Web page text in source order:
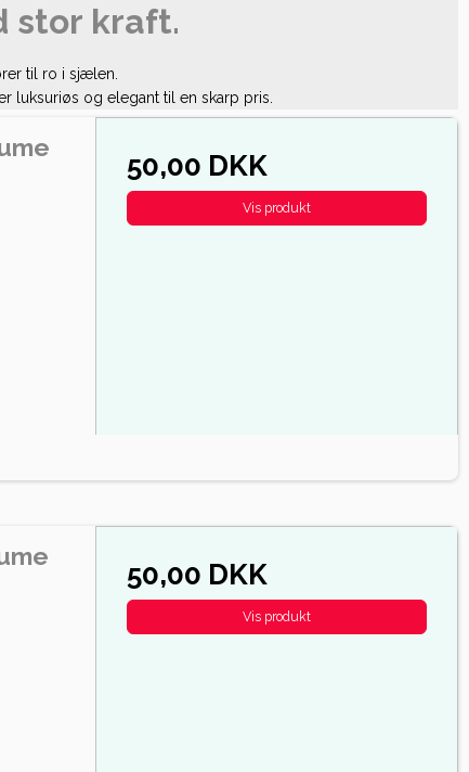
stor kraft.
til ro i sjælen.
luksuriøs og elegant til en skarp pris.
50,00 DKK
Vis produkt
50,00 DKK
Vis produkt